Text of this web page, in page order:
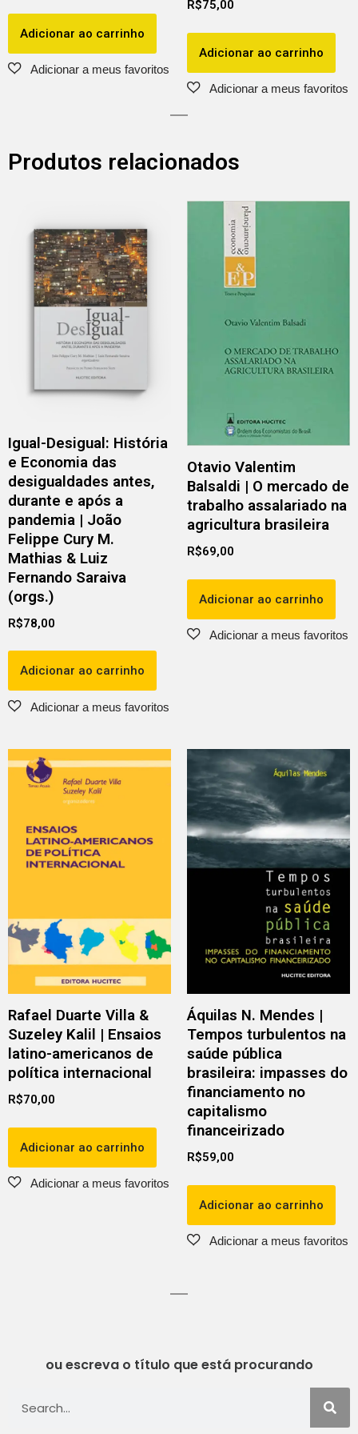
Adicionar ao carrinho
R$75,00
Adicionar ao carrinho
Produtos relacionados
Igual-Desigual: História
e Economia das
desigualdades antes,
durante e após a
pandemia | João
Felippe Cury M.
Mathias & Luiz
Fernando Saraiva
(orgs.)
R$78,00
Adicionar ao carrinho
Otavio Valentim
Balsaldi | O mercado de
trabalho assalariado na
agricultura brasileira
R$69,00
Adicionar ao carrinho
Rafael Duarte Villa &
Suzeley Kalil | Ensaios
latino-americanos de
política internacional
R$70,00
Adicionar ao carrinho
Áquilas N. Mendes |
Tempos turbulentos na
saúde pública
brasileira: impasses do
financiamento no
capitalismo
financeirizado
R$59,00
Adicionar ao carrinho
ou escreva o título que está procurando